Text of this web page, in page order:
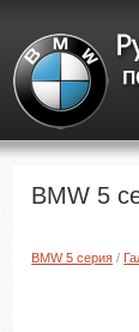
BMW 5
BMW 5 серия /